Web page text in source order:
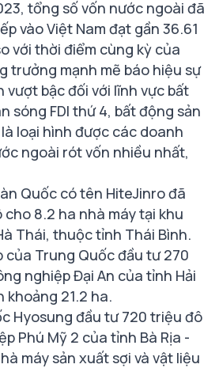
tổng số vốn nước ngoài đã
vào Việt Nam đạt gần 36.61
với thời điểm cùng kỳ của
trưởng mạnh mẽ báo hiệu sự
bậc đối với lĩnh vực bất
sóng FDI thứ 4, bất động sản
loại hình được các doanh
ngoài rót vốn nhiều nhất,
Quốc có tên HiteJinro đã
8.2 ha nhà máy tại khu
Thái, thuộc tỉnh Thái Bình.
của Trung Quốc đầu tư 270
nghiệp Đại An của tỉnh Hải
khoảng 21.2 ha.
Hyosung đầu tư 720 triệu đô
Phú Mỹ 2 của tỉnh Bà Rịa -
máy sản xuất sợi và vật liệu